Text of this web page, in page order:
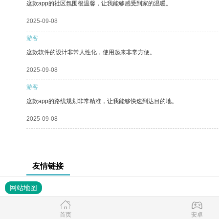
这款app的社区氛围很温馨，让我能够感受到家的温暖。
2025-09-08
游客
这款软件的设计非常人性化，使用起来非常方便。
2025-09-08
游客
这款app的路线规划非常精准，让我能够快速到达目的地。
2025-09-08
友情链接
网站地图
首页 安卓